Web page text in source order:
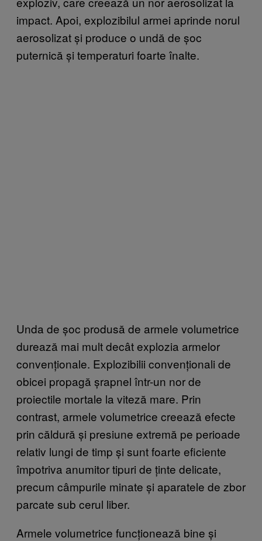
impact. Apoi, explozibilul armei aprinde norul
aerosolizat și produce o undă de șoc
puternică și temperaturi foarte înalte.
Unda de șoc produsă de armele volumetrice
durează mai mult decât explozia armelor
convenționale. Explozibilii convenționali de
obicei propagă șrapnel într-un nor de
proiectile mortale la viteză mare. Prin
contrast, armele volumetrice creează efecte
prin căldură și presiune extremă pe perioade
relativ lungi de timp și sunt foarte eficiente
împotriva anumitor tipuri de ținte delicate,
precum câmpurile minate și aparatele de zbor
parcate sub cerul liber.
Armele volumetrice funcționează bine și